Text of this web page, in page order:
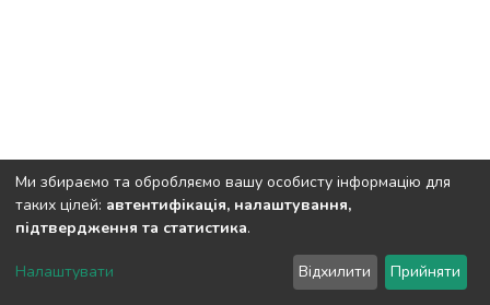
DSpace software copyright © 2002-2026 LYRASIS
Send Feedback
Ми збираємо та обробляємо вашу особисту інформацію для
таких цілей: автентифікація, налаштування,
підтвердження та статистика.
Налаштувати Відхилити Прийняти